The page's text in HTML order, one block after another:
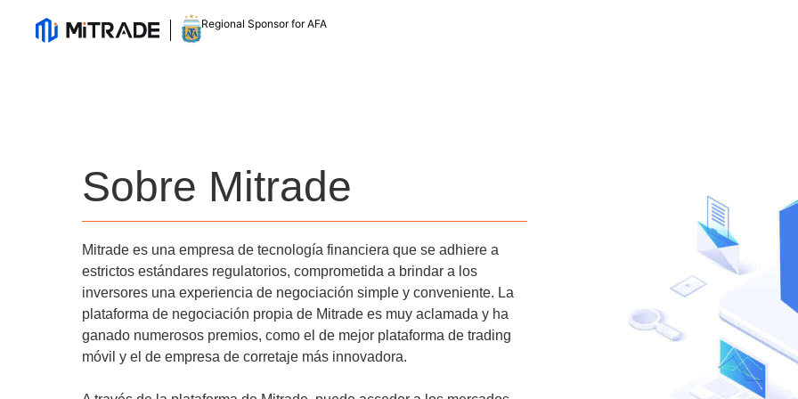
Regional Sponsor for AFA
Sobre Mitrade
Mitrade es una empresa de tecnología financiera que se adhiere a
estrictos estándares regulatorios, comprometida a brindar a los
inversores una experiencia de negociación simple y conveniente. La
plataforma de negociación propia de Mitrade es muy aclamada y ha
ganado numerosos premios, como el de mejor plataforma de trading
móvil y el de empresa de corretaje más innovadora.